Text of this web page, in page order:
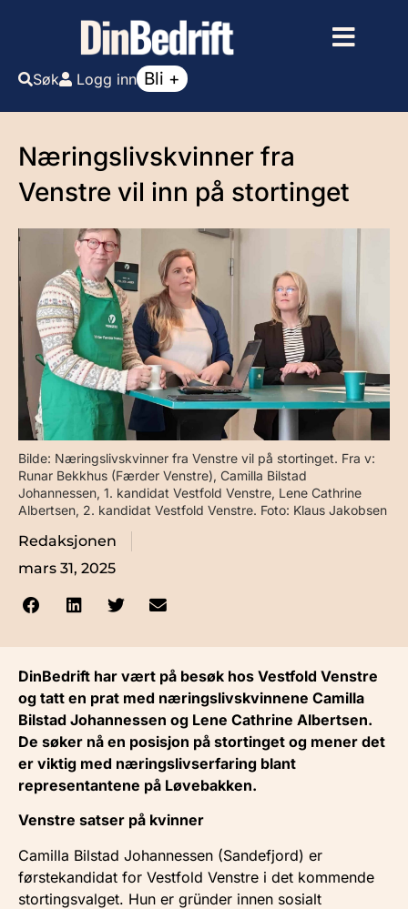
Søk Logg inn Bli +
Næringslivskvinner fra
Venstre vil inn på stortinget
Bilde: Næringslivskvinner fra Venstre vil på stortinget. Fra v:
Runar Bekkhus (Færder Venstre), Camilla Bilstad
Johannessen, 1. kandidat Vestfold Venstre, Lene Cathrine
Albertsen, 2. kandidat Vestfold Venstre. Foto: Klaus Jakobsen
Redaksjonen
mars 31, 2025
DinBedrift har vært på besøk hos Vestfold Venstre
og tatt en prat med næringslivskvinnene Camilla
Bilstad Johannessen og Lene Cathrine Albertsen.
De søker nå en posisjon på stortinget og mener det
er viktig med næringslivserfaring blant
representantene på Løvebakken.
Venstre satser på kvinner
Camilla Bilstad Johannessen (Sandefjord) er
førstekandidat for Vestfold Venstre i det kommende
stortingsvalget. Hun er gründer innen sosialt